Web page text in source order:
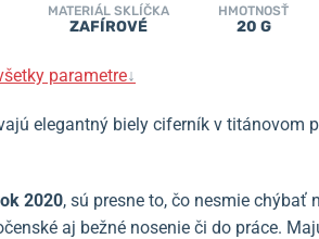
MATERIÁL SKLÍČKA
ZAFÍROVÉ
HMOTNOSŤ
20 G
parametre↓
elegantný biely ciferník v titánovom
2020, sú presne to, čo nesmie chýbať
aj bežné nosenie či do práce.